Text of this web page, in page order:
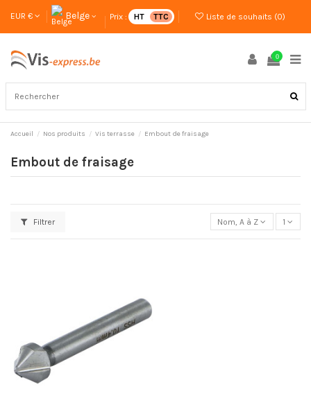
EUR € Belge Prix : HT TTC Liste de souhaits (0)
0
Accueil Nos produits Vis terrasse Embout de fraisage
Embout de fraisage
Filtrer Nom, A à Z 1